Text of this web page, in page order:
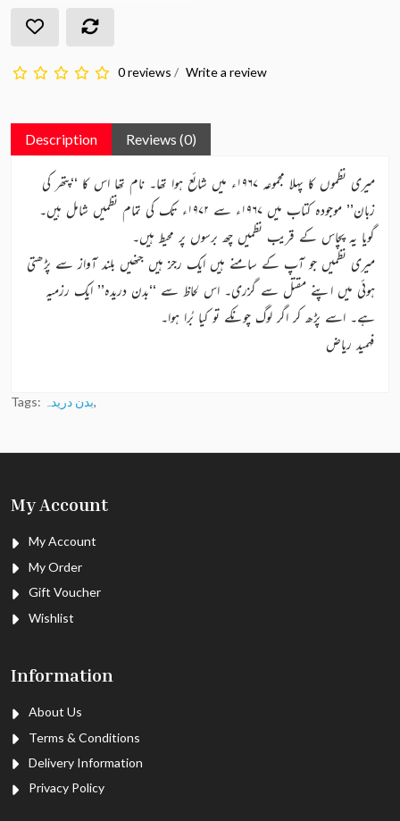
0 reviews / Write a review
Description Reviews (0)
میری نظموں کا پہلا مجموعہ ۱۹۶۷ء میں شائع ہوا تھا۔ نام تھا اس کا ‘‘پتھر کی
زبان’’ موجودہ کتاب میں ۱۹۶۷ء سے ۱۹۷۲ء تک کی تمام نظمیں شامل ہیں۔
گویا یہ پچاس کے قریب نظمیں چھ برسوں پر محیط ہیں۔
میری نظمیں جو آپ کے سامنے ہیں ایک رجز ہیں جنھیں بلند آواز سے پڑھتی
ہوئی میں اپنے مقتل سے گزری۔ اس لحاظ سے ‘‘بدن دریدہ’’ ایک رزمیہ
ہے۔ اسے پڑھ کر اگر لوگ چونکے تو کیا بُرا ہوا۔
فہمید ریاض
Tags: بدن دریدہ,
My Account
My Account
My Order
Gift Voucher
Wishlist
Information
About Us
Terms & Conditions
Delivery Information
Privacy Policy